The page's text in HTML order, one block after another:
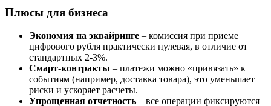
Плюсы для бизнеса
Экономия на эквайринге – комиссия при приеме
цифрового рубля практически нулевая, в отличие от
стандартных 2-3%.
Смарт-контракты – платежи можно «привязать» к
событиям (например, доставка товара), это уменьшает
риски и ускоряет расчеты.
Упрощенная отчетность – все операции фиксируются